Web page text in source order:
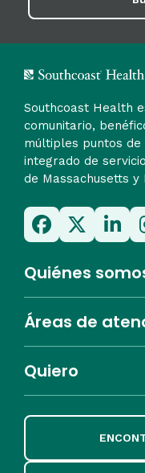
Southcoast Health
comunitario,
múltiples puntos de
integrado de
de Massachusetts y
Quiénes
Áreas de
Quiero